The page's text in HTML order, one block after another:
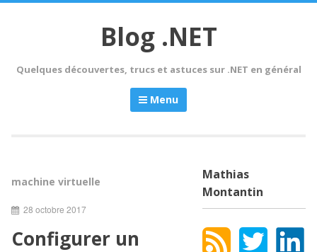
Blog .NET
Quelques découvertes, trucs et astuces sur .NET en général
Menu
machine virtuelle
28 octobre 2017
Configurer un
Mathias
Montantin